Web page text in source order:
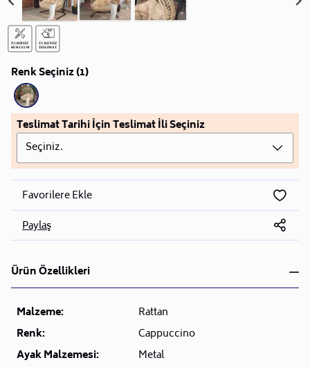
Renk Seçiniz (1)
Teslimat Tarihi İçin Teslimat İli Seçiniz
Seçiniz.
Favorilere Ekle
Paylaş
Ürün Özellikleri
Malzeme:
Rattan
Renk:
Cappuccino
Ayak Malzemesi:
Metal